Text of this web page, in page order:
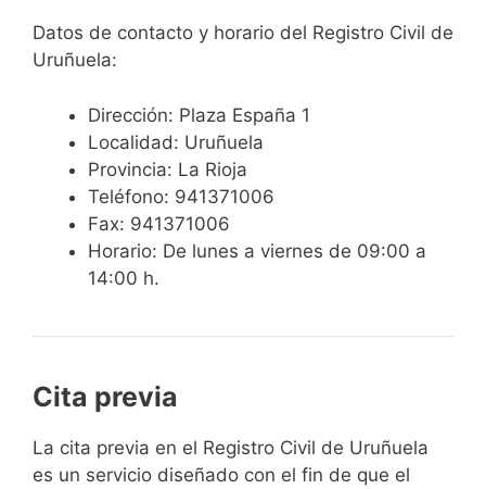
Datos de contacto y horario del Registro Civil de
Uruñuela:
Dirección: Plaza España 1
Localidad: Uruñuela
Provincia: La Rioja
Teléfono: 941371006
Fax: 941371006
Horario: De lunes a viernes de 09:00 a
14:00 h.
Cita previa
​​​​​​​​​​​​​​​​​​​​​​​​​​​​La cita previa en el Registro Civil de Uruñuela
es un servicio diseñado con el fin de que el